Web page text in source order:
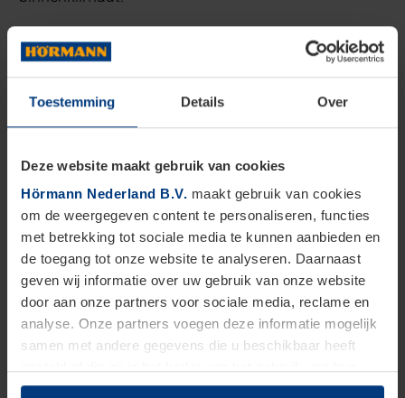
Toestemming Details Over
Deze website maakt gebruik van cookies
Hörmann Nederland B.V. maakt gebruik van cookies
om de weergegeven content te personaliseren, functies
met betrekking tot sociale media te kunnen aanbieden en
de toegang tot onze website te analyseren. Daarnaast
geven wij informatie over uw gebruik van onze website
door aan onze partners voor sociale media, reclame en
analyse. Onze partners voegen deze informatie mogelijk
samen met andere gegevens die u beschikbaar heeft
dienstverlening hebben verzameld.
Afgestemd op elke woningstijl in
Venlo
De voordeuren van Hörmann zijn er in
uiteenlopende uitvoeringen, materialen en stijlen. U
kiest uit aluminium of stalen modellen, met of
zonder glas, in een breed palet aan kleuren en
structuren. Hierdoor kunt u uw voordeur volledig
afstemmen op de stijl van uw woning. Van strak
modern tot klassiek met sierlijsten, alles is mogelijk.